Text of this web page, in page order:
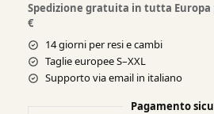
Spedizione gratuita in tutta Europa
€
14 giorni per resi e cambi
Taglie europee S–XXL
Supporto via email in italiano
Pagamento